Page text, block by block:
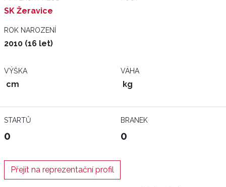
SK Žeravice
ROK NAROZENÍ
2010 (16 let)
VÝŠKA
cm
VÁHA
kg
STARTŮ
0
BRANEK
0
Přejít na reprezentační profil